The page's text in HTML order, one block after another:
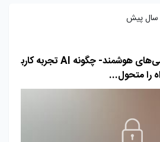
هوش مصنوعی در گوشی‌های هوشمند- چگونه AI تجربه کارب
را متحول...